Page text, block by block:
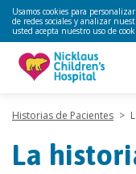
Usamos cookies para
de redes sociales y analizar
usted acepta nuestro uso de
Historias de Pacientes >
La